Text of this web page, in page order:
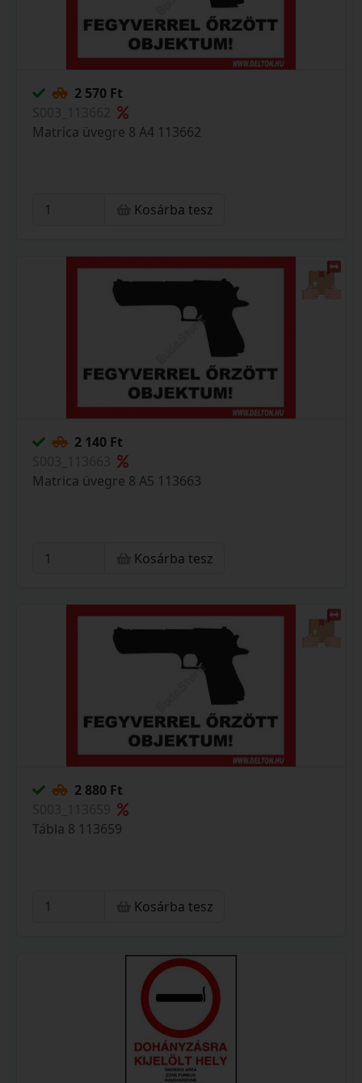
2 570 Ft
Matrica üvegre 8 A4 113662
Kosárba tesz
2 140 Ft
Matrica üvegre 8 A5 113663
Kosárba tesz
2 880 Ft
Tábla 8 113659
Kosárba tesz